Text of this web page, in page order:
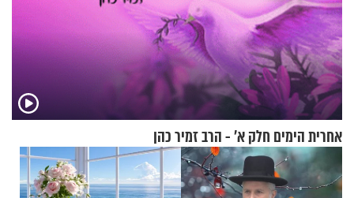
אחרית הימים חלק א’ - הרב זמיר כהן